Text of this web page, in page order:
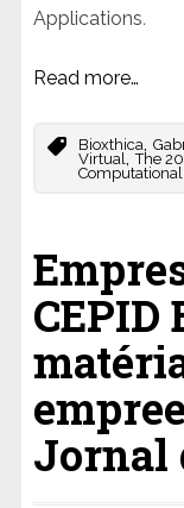
Applications.
Read more…
Bioxthica
Virtual, The
CEPID
Jornal